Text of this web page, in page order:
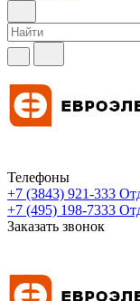
Телефоны
+7 (3843) 921-333
+7 (495) 198-7333
Заказать звонок